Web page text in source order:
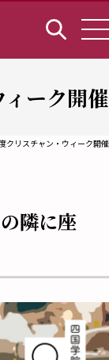
ーク開催
クリスチャン・ウィーク開催
隣に座